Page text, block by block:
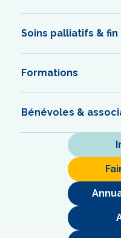
Soins palliatifs & fin
Formations
Bénévoles &